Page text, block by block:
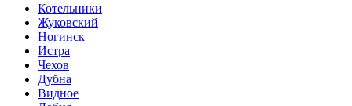
Котельники
Жуковский
Ногинск
Истра
Чехов
Дубна
Видное